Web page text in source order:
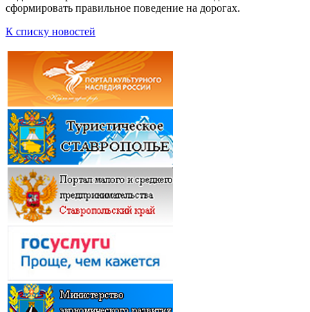
сформировать правильное поведение на дорогах.
К списку новостей